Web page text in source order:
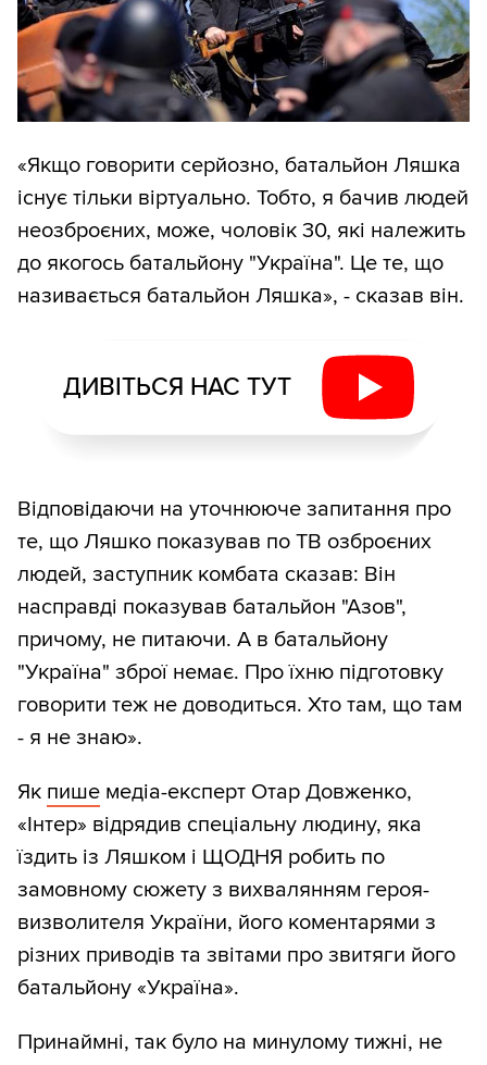
«Якщо говорити серйозно, батальйон Ляшка
існує тільки віртуально. Тобто, я бачив людей
неозброєних, може, чоловік 30, які належить
до якогось батальйону "Україна". Це те, що
називається батальйон Ляшка», - сказав він.
ДИВІТЬСЯ НАС ТУТ
Відповідаючи на уточнююче запитання про
те, що Ляшко показував по ТВ озброєних
людей, заступник комбата сказав: Він
насправді показував батальйон "Азов",
причому, не питаючи. А в батальйону
"Україна" зброї немає. Про їхню підготовку
говорити теж не доводиться. Хто там, що там
- я не знаю».
Як пише медіа-експерт Отар Довженко,
«Інтер» відрядив спеціальну людину, яка
їздить із Ляшком і ЩОДНЯ робить по
замовному сюжету з вихвалянням героя-
визволителя України, його коментарями з
різних приводів та звітами про звитяги його
батальйону «Україна».
Принаймні, так було на минулому тижні, не